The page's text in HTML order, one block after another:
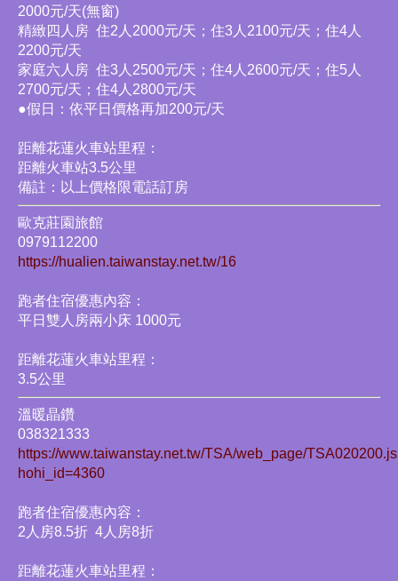
2000元/天(無窗)
精緻四人房 住2人2000元/天；住3人2100元/天；住4人
2200元/天
家庭六人房 住3人2500元/天；住4人2600元/天；住5人
2700元/天；住4人2800元/天
●假日：依平日價格再加200元/天
距離花蓮火車站里程：
距離火車站3.5公里
備註：以上價格限電話訂房
歐克莊園旅館
0979112200
https://hualien.taiwanstay.net.tw/16
跑者住宿優惠內容：
平日雙人房兩小床 1000元
距離花蓮火車站里程：
3.5公里
溫暖晶鑽
038321333
https://www.taiwanstay.net.tw/TSA/web_page/
hohi_id=4360
跑者住宿優惠內容：
2人房8.5折 4人房8折
距離花蓮火車站里程：